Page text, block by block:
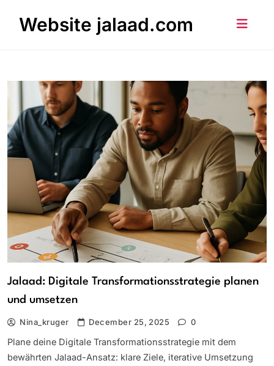
Website jalaad.com
Jalaad: Digitale Transformationsstrategie planen
und umsetzen
Nina_kruger December 25, 2025 0
Plane deine Digitale Transformationsstrategie mit dem
bewährten Jalaad-Ansatz: klare Ziele, iterative Umsetzung